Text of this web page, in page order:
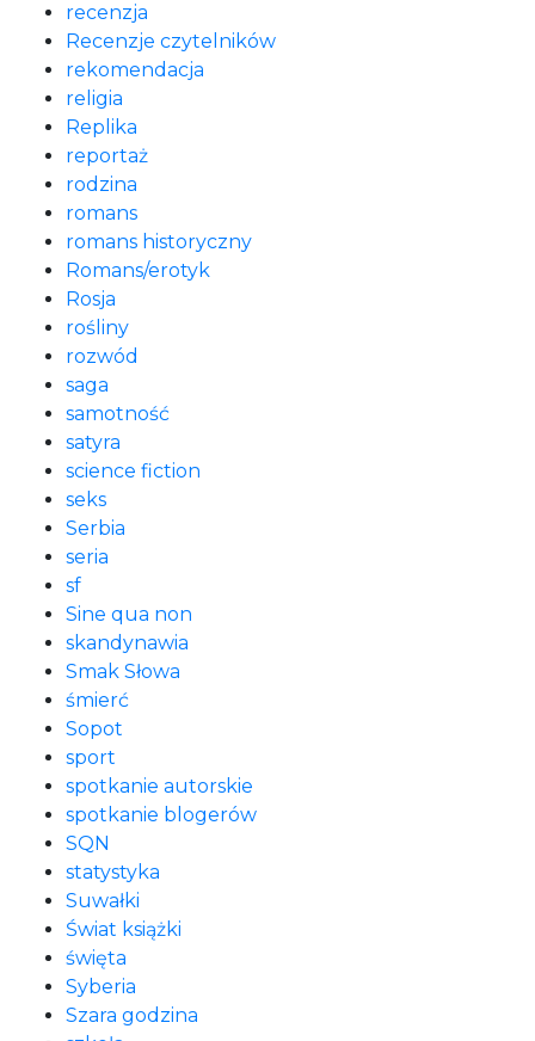
recenzja
Recenzje czytelników
rekomendacja
religia
Replika
reportaż
rodzina
romans
romans historyczny
Romans/erotyk
Rosja
rośliny
rozwód
saga
samotność
satyra
science fiction
seks
Serbia
seria
sf
Sine qua non
skandynawia
Smak Słowa
śmierć
Sopot
sport
spotkanie autorskie
spotkanie blogerów
SQN
statystyka
Suwałki
Świat książki
święta
Syberia
Szara godzina